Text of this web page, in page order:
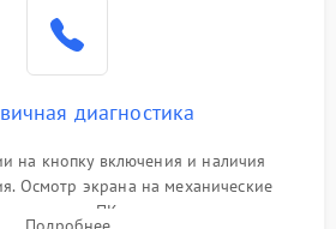
1000 ₽
1000 ₽ Подробнее →
1000 ₽
диагностика
на кнопку включения и наличия
Осмотр экрана на механические
к ПК для оценки вывода